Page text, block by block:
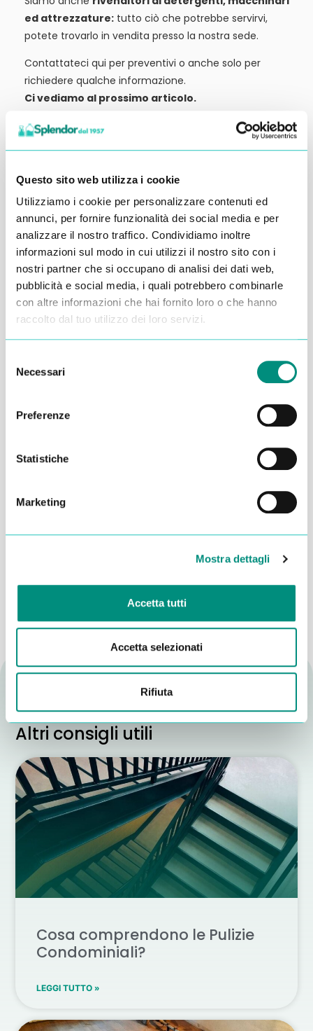
Questo sito web utilizza i cookie
Utilizziamo i cookie per personalizzare contenuti ed
annunci, per fornire funzionalità dei social media e per
analizzare il nostro traffico. Condividiamo inoltre
informazioni sul modo in cui utilizzi il nostro sito con i
nostri partner che si occupano di analisi dei dati web,
pubblicità e social media, i quali potrebbero combinarle
con altre informazioni che hai fornito loro o che hanno
raccolto dal tuo utilizzo dei loro servizi.
delNecessari
Preferenze
Statistiche
Marketing
Mostra dettagli
Accetta tutti
Accetta selezionati
Rifiuta
ed attrezzature: tutto ciò che potrebbe servirvi,
potete trovarlo in vendita presso la nostra sede.
Contattateci qui per preventivi o anche solo per
richiedere qualche informazione.
Ci vediamo al prossimo articolo.
Alessandro Alfonsetti
Inserisci i tuoi dati qui, ti ricontatteremo
entro 48 ore
trattamento dei miei dati per essere ricontattato
Altri consigli utili
Cosa comprendono le Pulizie
Condominiali?
LEGGI TUTTO »